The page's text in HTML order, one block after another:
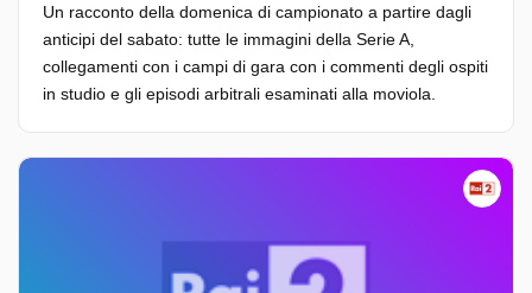
Un racconto della domenica di campionato a partire dagli
anticipi del sabato: tutte le immagini della Serie A,
collegamenti con i campi di gara con i commenti degli ospiti
in studio e gli episodi arbitrali esaminati alla moviola.